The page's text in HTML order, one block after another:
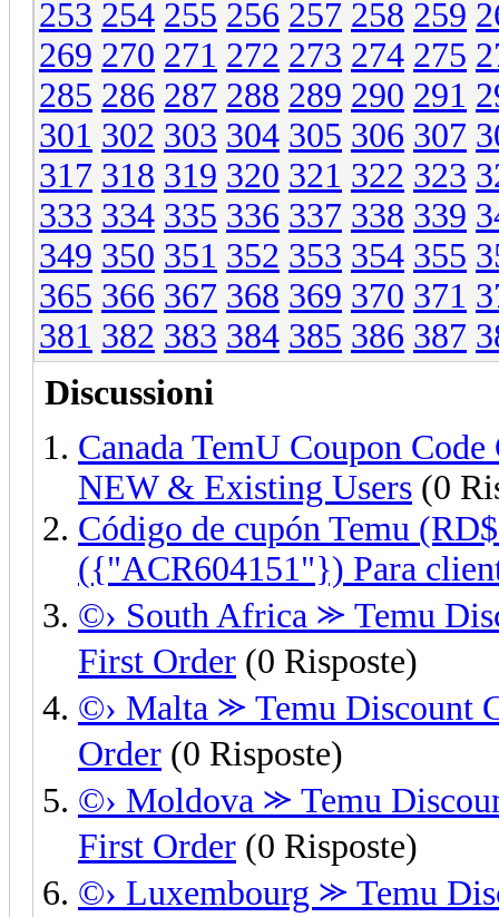
253 254 255 256 257 258 259
269 270 271 272 273 274 275
285 286 287 288 289 290 291
301 302 303 304 305 306 307
317 318 319 320 321 322 323
333 334 335 336 337 338 339
349 350 351 352 353 354 355
365 366 367 368 369 370 371
381 382 383 384 385 386 387
Discussioni
Canada TemU Coupon
NEW & Existing Users (0
Código de cupón Temu
({"ACR604151"}) Para
©› South Africa ⪼ Temu
First Order (0 Risposte)
©› Malta ⪼ Temu Discount
Order (0 Risposte)
©› Moldova ⪼ Temu
First Order (0 Risposte)
©› Luxembourg ⪼ Temu